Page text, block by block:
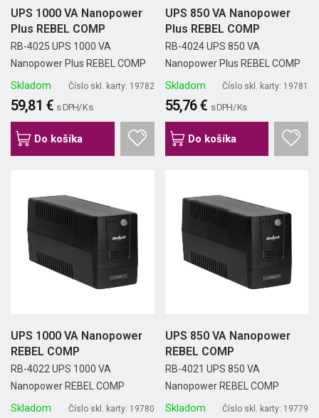
UPS 1000 VA Nanopower
Plus REBEL COMP
RB-4025 UPS 1000 VA
Nanopower Plus REBEL COMP
Skladom Číslo skl. karty: 19782
59,81 € s DPH/ Ks
Do košíka
UPS 850 VA Nanopower
Plus REBEL COMP
RB-4024 UPS 850 VA
Nanopower Plus REBEL COMP
Skladom Číslo skl. karty: 19781
55,76 € s DPH/ Ks
Do košíka
UPS 1000 VA Nanopower
REBEL COMP
RB-4022 UPS 1000 VA
Nanopower REBEL COMP
Skladom Číslo skl. karty: 19780
UPS 850 VA Nanopower
REBEL COMP
RB-4021 UPS 850 VA
Nanopower REBEL COMP
Skladom Číslo skl. karty: 19779